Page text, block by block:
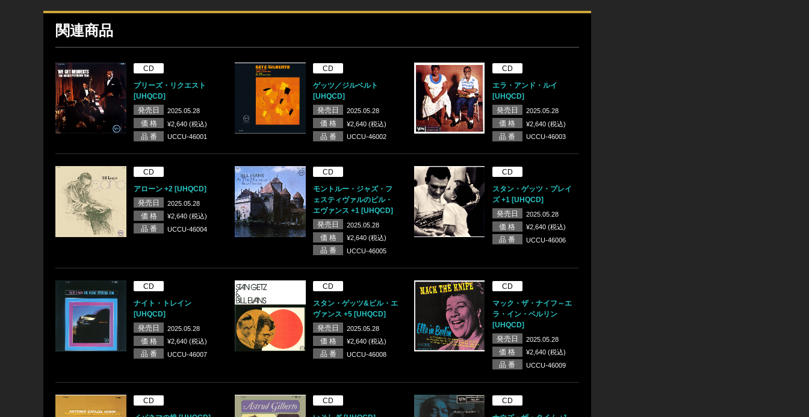
関連商品
CD
プリーズ・リクエスト
[UHQCD]
発売日
2025.05.28
価 格 ¥2,640 (税込)
品 番 UCCU-46001
CD
ゲッツ／ジルベルト
[UHQCD]
発売日
2025.05.28
価 格 ¥2,640 (税込)
品 番 UCCU-46002
CD
エラ・アンド・ルイ
[UHQCD]
発売日
2025.05.28
価 格 ¥2,640 (税込)
品 番 UCCU-46003
CD
アローン +2 [UHQCD]
発売日
2025.05.28
価 格 ¥2,640 (税込)
品 番 UCCU-46004
CD
モントルー・ジャズ・フ
ェスティヴァルのビル・
エヴァンス +1 [UHQCD]
発売日
2025.05.28
価 格 ¥2,640 (税込)
品 番 UCCU-46005
CD
スタン・ゲッツ・プレイ
ズ +1 [UHQCD]
発売日
2025.05.28
価 格 ¥2,640 (税込)
品 番 UCCU-46006
CD
ナイト・トレイン
[UHQCD]
発売日
2025.05.28
価 格 ¥2,640 (税込)
品 番 UCCU-46007
CD
スタン・ゲッツ&ビル・エ
ヴァンス +5 [UHQCD]
発売日
2025.05.28
価 格 ¥2,640 (税込)
品 番 UCCU-46008
CD
マック・ザ・ナイフ～エ
ラ・イン・ベルリン
[UHQCD]
発売日
2025.05.28
価 格 ¥2,640 (税込)
品 番 UCCU-46009
CD
CD
CD